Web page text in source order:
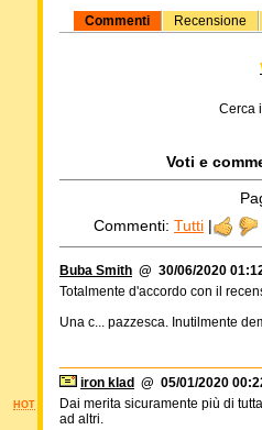
Commenti Recensione
Cerca
Voti e
Commenti: Tutti |
Buba Smith @ 30/06/2020
Totalmente d'accordo con il
Una c... pazzesca. Inutilmente
iron klad @ 05/01/2020
Dai merita sicuramente più di
ad altri.
HOT